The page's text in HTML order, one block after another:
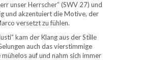
unser Herrscher“ (SWV 27) und
und akzentuiert die Motive, der
versetzt zu fühlen.
kam der Klang aus der Stille
auch das vierstimmige
auf und nahm sich immer